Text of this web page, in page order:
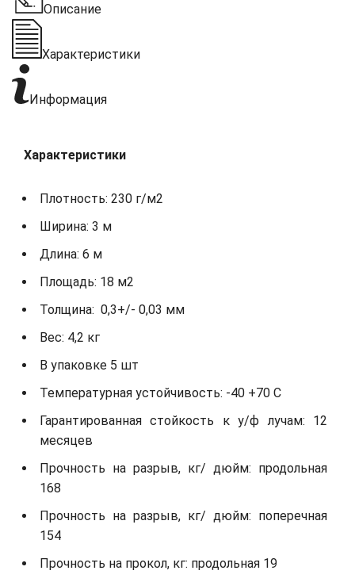
Описание
Характеристики
Информация
Характеристики
Плотность: 230 г/м2
Ширина: 3 м
Длина: 6 м
Площадь: 18 м2
Толщина: 0,3+/- 0,03 мм
Вес: 4,2 кг
В упаковке 5 шт
Температурная устойчивость: -40 +70 С
Гарантированная стойкость к у/ф лучам: 12
месяцев
Прочность на разрыв, кг/ дюйм: продольная
168
Прочность на разрыв, кг/ дюйм: поперечная
154
Прочность на прокол, кг: продольная 19